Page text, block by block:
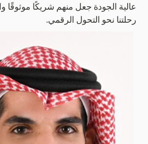
عالية الجودة جعل منهم شريكًا موثوقًا
رحلتنا نحو التحول الرقمي.